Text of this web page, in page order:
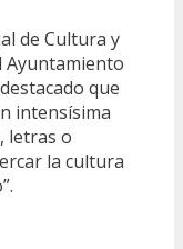
de Cultura y
Ayuntamiento
que
intensísima
letras o
la cultura